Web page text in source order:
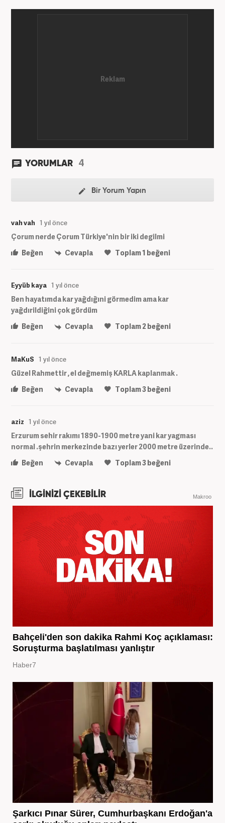
YORUMLAR 4
Bir Yorum Yapın
vah vah 1 yıl önce
Çorum nerde Çorum Türkiye'nin bir iki degilmi
Beğen
Cevapla Toplam1 beğeni
Eyyüb kaya 1 yıl önce
Ben hayatımda kar yağdığıni görmedim ama kar
yağdırildiğini çok gördüm
Beğen
Cevapla Toplam2beğeni
MaKuS 1 yıl önce
Güzel Rahmettir , el değmemiş KARLA kaplanmak .
Beğen
Cevapla Toplam3beğeni
aziz 1 yıl önce
Erzurum sehir rakımı 1890-1900 metre yani kar yagması
normal .şehrin merkezinde bazı yerler 2000 metre üzerinde..
Beğen
Cevapla Toplam3beğeni
İLGİNİZİ ÇEKEBİLİR Makroo
Bahçeli'den son dakika Rahmi Koç açıklaması:
Soruşturma başlatılması yanlıştır
Haber7
Şarkıcı Pınar Sürer, Cumhurbaşkanı Erdoğan'a